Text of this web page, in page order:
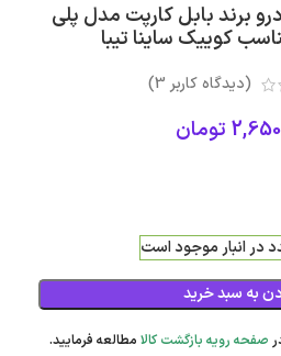
برند بابل کارپت مدل پلی
کوییک ساینا تیبا
(دیدگاه کاربر 3
)
تومان
به سبد خرید
صفحه رویه بازگشت کالا مطالعه فرمایید.